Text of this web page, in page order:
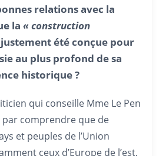
relations avec la
la « construction
été conçue pour
au plus profond de sa
historique ?
qui conseille Mme Le Pen
comprendre que de
et peuples de l’Union
ceux d’Europe de l’est,